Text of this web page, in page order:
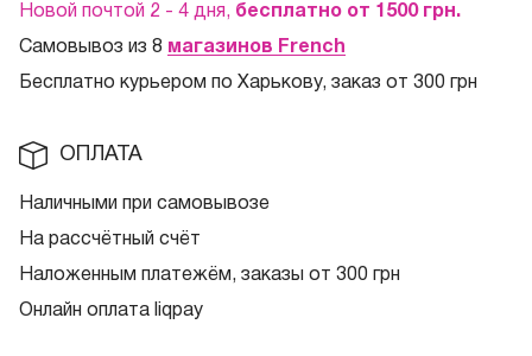
Новой почтой 2 - 4 дня, бесплатно от 1500 грн.
Самовывоз из 8 магазинов French
Бесплатно курьером по Харькову, заказ от 300 грн
ОПЛАТА
Наличными при самовывозе
На рассчётный счёт
Наложенным платежём, заказы от 300 грн
Онлайн оплата liqpay